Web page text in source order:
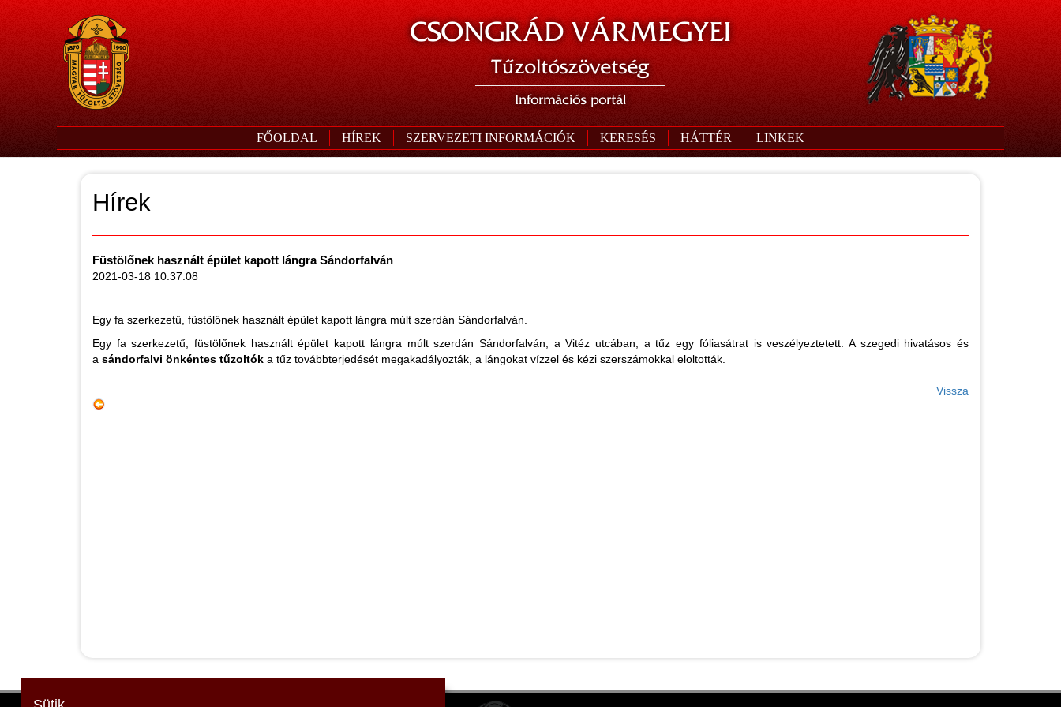
CSONGRÁD VÁRMEGYEI
Tűzoltószövetség
Információs portál
FŐOLDAL HÍREK SZERVEZETI INFORMÁCIÓK KERESÉS HÁTTÉR LINKEK
Hírek
Füstölőnek használt épület kapott lángra Sándorfalván
2021-03-18 10:37:08
Egy fa szerkezetű, füstölőnek használt épület kapott lángra múlt szerdán Sándorfalván.
Egy fa szerkezetű, füstölőnek használt épület kapott lángra múlt szerdán Sándorfalván, a Vitéz utcában, a tűz egy fóliasátrat is veszélyeztetett. A szegedi hivatásos és
a sándorfalvi önkéntes tűzoltók a tűz továbbterjedését megakadályozták, a lángokat vízzel és kézi szerszámokkal eloltották.
Vissza